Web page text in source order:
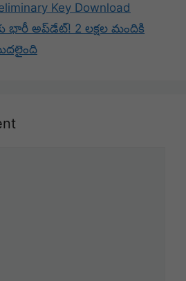
Key Download
భారీ అప్‌డేట్! 2 లక్షల మందికి